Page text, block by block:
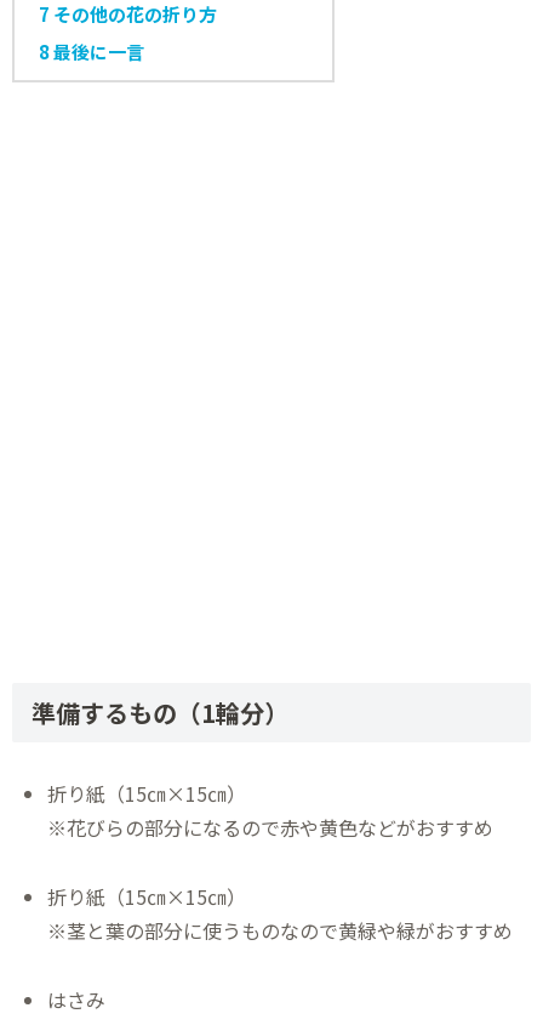
7 その他の花の折り方
8最後に一言
準備するもの（1輪分）
折り紙（15㎝×15㎝）
※花びらの部分になるので赤や黄色などがおすすめ
折り紙（15㎝×15㎝）
※茎と葉の部分に使うものなので黄緑や緑がおすすめ
はさみ